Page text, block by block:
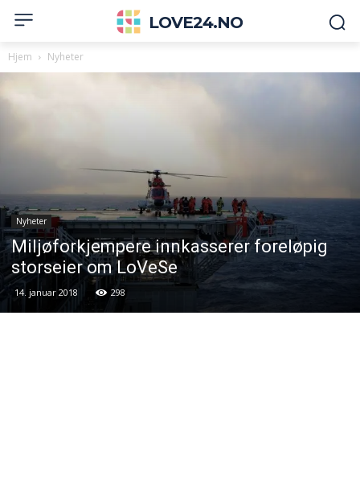
LOVE24.NO
Hjem Nyheter
Nyheter
Miljøforkjempere innkasserer foreløpig
storseier om LoVeSe
14. januar 2018 298